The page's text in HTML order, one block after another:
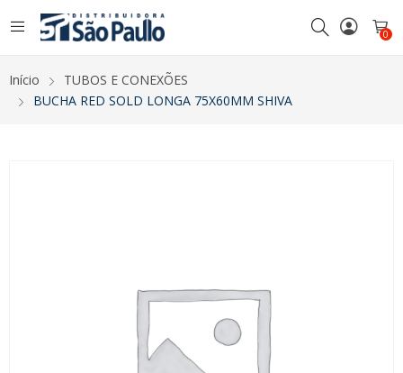
0
Início
TUBOS E CONEXÕES
BUCHA RED SOLD LONGA 75X60MM SHIVA